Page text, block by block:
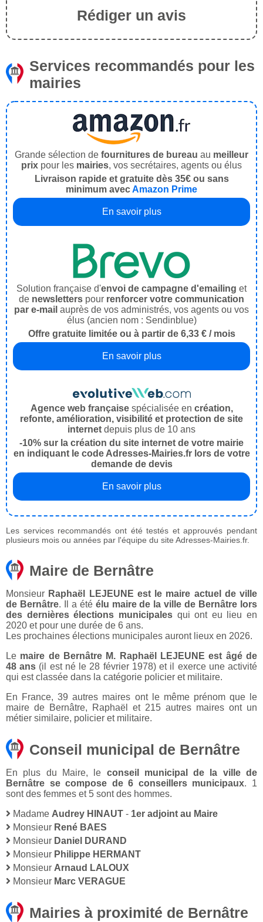
Rédiger un avis
Services recommandés pour les
mairies
Grande sélection de fournitures de bureau au meilleur
prix pour les mairies, vos secrétaires, agents ou élus
Livraison rapide et gratuite dès 35€ ou sans
minimum avecAmazon Prime
En savoir plus
Solution française d'envoi de campagne d'emailing et
de newsletters pour renforcer votre communication
par e-mail auprès de vos administrés, vos agents ou vos
élus (ancien nom : Sendinblue)
Offre gratuite limitée ou à partir de 6,33 € / mois
En savoir plus
Agence web françaisespécialisée en création,
refonte, amélioration, visibilité et protection de site
internet depuis plus de 10 ans
-10% sur la création du site internet de votre mairie
en indiquant le code Adresses-Mairies.fr lors de votre
demande de devis
En savoir plus
Les services recommandés ont été testés et approuvés pendant
plusieurs mois ou années par l'équipe du site Adresses-Mairies.fr.
Maire de Bernâtre
Monsieur Raphaël LEJEUNE est le maire actuel de ville
de Bernâtre. Il a été élu maire de la ville de Bernâtre lors
des dernières élections municipalesqui ont eu lieu en
2020 et pour une durée de 6 ans.
Les prochaines élections municipales auront lieux en 2026.
Le maire de Bernâtre M. Raphaël LEJEUNE est âgé de
48 ans (il est né le 28 février 1978) et il exerce une activité
qui est classée dans la catégorie policier et militaire.
En France, 39 autres maires ont le même prénom que le
maire de Bernâtre, Raphaël et 215 autres maires ont un
métier similaire, policier et militaire.
Conseil municipal de Bernâtre
En plus du Maire, le conseil municipal de la ville de
Bernâtre se compose de 6 conseillers municipaux. 1
sont des femmes et 5 sont des hommes.
Madame Audrey HINAUT - 1er adjoint au Maire
Monsieur René BAES
Monsieur Daniel DURAND
Monsieur Philippe HERMANT
Monsieur Arnaud LALOUX
Monsieur Marc VERAGUE
Mairies à proximité de Bernâtre